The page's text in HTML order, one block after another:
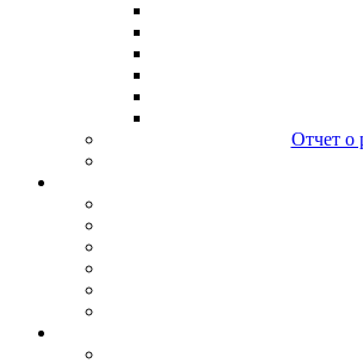
Отчет о